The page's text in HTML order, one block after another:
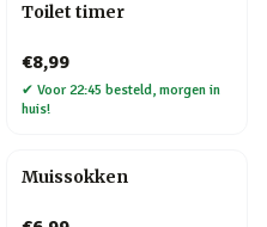
Toilet timer
€8,99
✔ Voor 22:45 besteld, morgen in
huis!
Muissokken